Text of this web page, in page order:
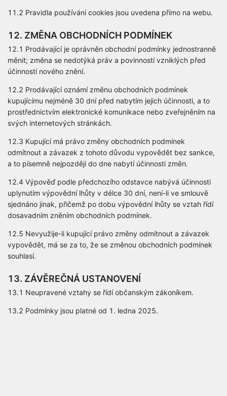
11.2 Pravidla používání cookies jsou uvedena přímo na webu.
12. ZMĚNA OBCHODNÍCH PODMÍNEK
12.1 Prodávající je oprávněn obchodní podmínky jednostranně
měnit; změna se nedotýká práv a povinností vzniklých před
účinností nového znění.
12.2 Prodávající oznámí změnu obchodních podmínek
kupujícímu nejméně 30 dní před nabytím jejich účinnosti, a to
prostřednictvím elektronické komunikace nebo zveřejněním na
svých internetových stránkách.
12.3 Kupující má právo změny obchodních podmínek
odmítnout a závazek z tohoto důvodu vypovědět bez sankce,
a to písemně nejpozději do dne nabytí účinnosti změn.
12.4 Výpověď podle předchozího odstavce nabývá účinnosti
uplynutím výpovědní lhůty v délce 30 dní, není-li ve smlouvě
sjednáno jinak, přičemž po dobu výpovědní lhůty se vztah řídí
dosavadním zněním obchodních podmínek.
12.5 Nevyužije-li kupující právo změny odmítnout a závazek
vypovědět, má se za to, že se změnou obchodních podmínek
souhlasí.
13. ZÁVĚREČNÁ USTANOVENÍ
13.1 Neupravené vztahy se řídí občanským zákoníkem.
13.2 Podmínky jsou platné od 1. ledna 2025.